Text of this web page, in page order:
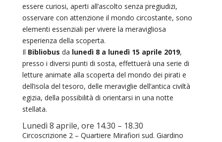
essere curiosi, aperti all’ascolto senza pregiudizi,
osservare con attenzione il mondo circostante, sono
elementi essenziali per vivere la meravigliosa
esperienza della scoperta.
Il Bibliobus da lunedì 8 a lunedì 15 aprile 2019,
presso i diversi punti di sosta, effettuerà una serie di
letture animate alla scoperta del mondo dei pirati e
dell’isola del tesoro, delle meraviglie dell’antica civiltà
egizia, della possibilità di orientarsi in una notte
stellata.
Lunedì 8 aprile, ore 14.30 – 18.30
Circoscrizione 2 – Quartiere Mirafiori sud. Giardino